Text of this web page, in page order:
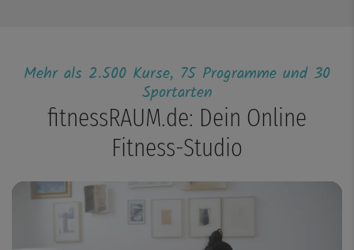
Mehr als 2.500 Kurse, 75 Programme und 30
Sportarten
fitnessRAUM.de: Dein Online
Fitness-Studio